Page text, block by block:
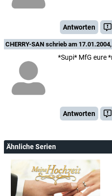
Antworten
CHERRY-SAN schrieb am
*Supi* MfG eure
Antworten
Ähnliche Serien